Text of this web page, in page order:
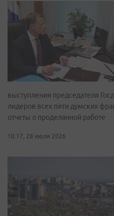
выступления председателя
лидеров всех пяти думских
отчеты о проделанной работе
10:17, 28 июля 2026